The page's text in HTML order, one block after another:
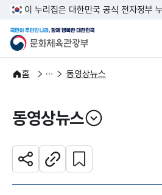
본문
주메
이 누리집은 대한민국 공식 전자정부
문화체육관광부
국민이 주인인 나
홈
알림·소식
보도·뉴스 동영상뉴스
동영상뉴스
열기
공유하기주소복사
관심 콘텐츠 설정하기